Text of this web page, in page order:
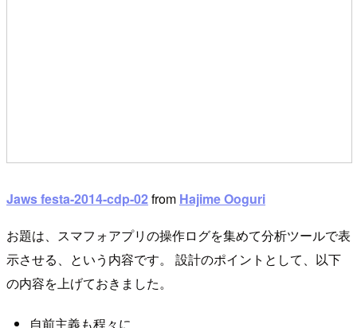
Jaws festa-2014-cdp-02from Hajime Ooguri
お題は、スマフォアプリの操作ログを集めて分析ツールで表
示させる、という内容です。 設計のポイントとして、以下
の内容を上げておきました。
自前主義も程々に